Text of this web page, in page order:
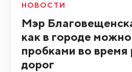
НОВОСТИ
Мэр
как в городе
пробками во время
дорог